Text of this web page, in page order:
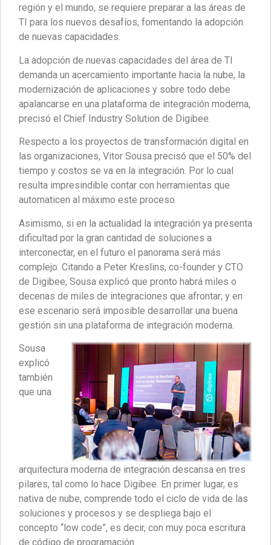
región y el mundo, se requiere preparar a las áreas de
TI para los nuevos desafíos, fomentando la adopción
de nuevas capacidades.
La adopción de nuevas capacidades del área de TI
demanda un acercamiento importante hacia la nube, la
modernización de aplicaciones y sobre todo debe
apalancarse en una plataforma de integración moderna,
precisó el Chief Industry Solution de Digibee.
Respecto a los proyectos de transformación digital en
las organizaciones, Vitor Sousa precisó que el 50% del
tiempo y costos se va en la integración. Por lo cual
resulta impresindible contar con herramientas que
automaticen al máximo este proceso.
Asimismo, si en la actualidad la integración ya presenta
dificultad por la gran cantidad de soluciones a
interconectar, en el futuro el panorama será más
complejo. Citando a Peter Kreslins, co-founder y CTO
de Digibee, Sousa explicó que pronto habrá miles o
decenas de miles de integraciones que afrontar; y en
ese escenario será imposible desarrollar una buena
gestión sin una plataforma de integración moderna.
Sousa
explicó
también
que una
arquitectura moderna de integración descansa en tres
pilares, tal como lo hace Digibee. En primer lugar, es
nativa de nube, comprende todo el ciclo de vida de las
soluciones y procesos y se despliega bajo el
concepto “low code”, es decir, con muy poca escritura
de código de programación.